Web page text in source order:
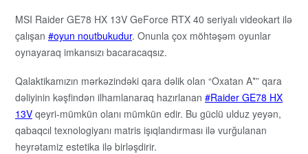
MSI Raider GE78 HX 13V GeForce RTX 40 seriyalı videokart ilə
çalışan
oyun noutbukudur. Onunla çox möhtəşəm oyunlar
oynayaraq imkansızı bacaracaqsız.
Qalaktikamızın mərkəzindəki qara dəlik olan “Oxatan A*” qara
dəliyinin kəşfindən ilhamlanaraq hazırlanan
Raider GE78 HX
13V qeyri-mümkün olanı mümkün edir. Bu güclü ulduz yeyən,
qabaqcıl texnologiyanı matris işıqlandırması ilə vurğulanan
heyrətamiz estetika ilə birləşdirir.